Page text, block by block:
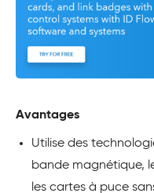
Avantages
Utilise des
bande magnétique,
les cartes à puce